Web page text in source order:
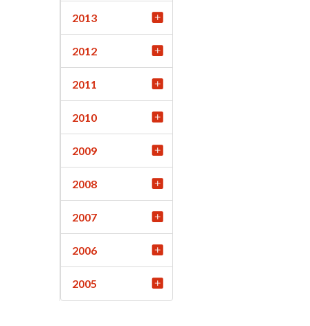
2013
2012
2011
2010
2009
2008
2007
2006
2005